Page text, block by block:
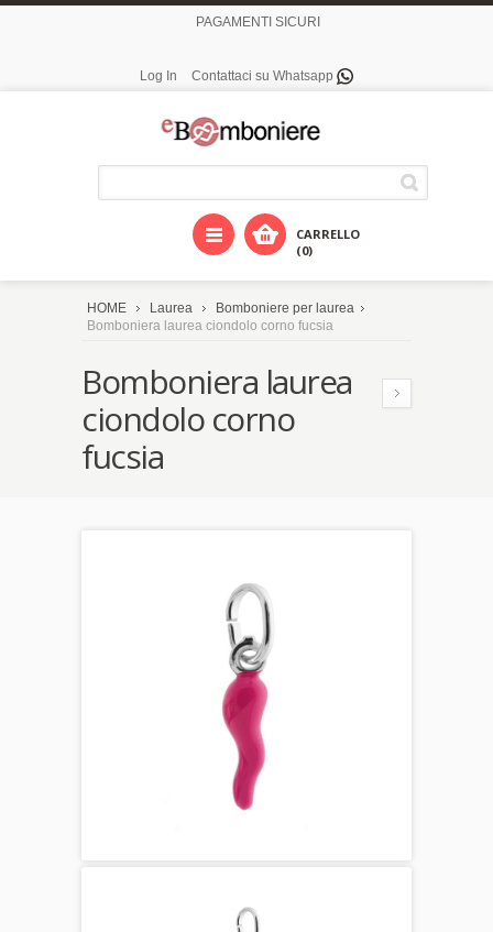
PAGAMENTI SICURI
Log In Contattaci su Whatsapp
CARRELLO
(0)
HOME Laurea
Bomboniere per laurea
Bomboniera laurea ciondolo corno fucsia
Bomboniera laurea
ciondolo corno
fucsia